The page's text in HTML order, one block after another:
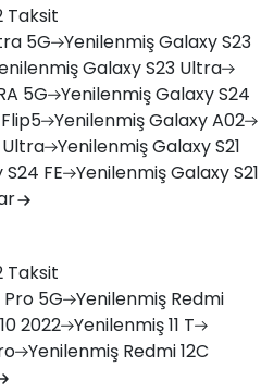
Taksit
5G YenilenmişGalaxy S23
Galaxy S23 Ultra
5G YenilenmişGalaxy S24
YenilenmişGalaxy A02
YenilenmişGalaxy S21
FE YenilenmişGalaxy S21
Taksit
Pro 5G Yenilenmiş Redmi
2022 Yenilenmiş11 T
Yenilenmiş Redmi 12C